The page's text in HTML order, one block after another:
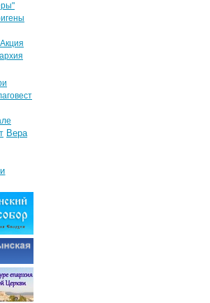
Акция
Вера